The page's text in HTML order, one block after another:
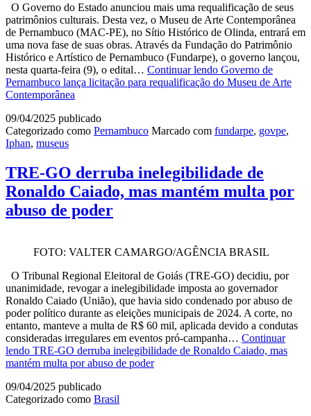
O Governo do Estado anunciou mais uma requalificação de seus
patrimônios culturais. Desta vez, o Museu de Arte Contemporânea
de Pernambuco (MAC-PE), no Sítio Histórico de Olinda, entrará em
uma nova fase de suas obras. Através da Fundação do Patrimônio
Histórico e Artístico de Pernambuco (Fundarpe), o governo lançou,
nesta quarta-feira (9), o edital… Continuar lendo Governo de
Pernambuco lança licitação para requalificação do Museu de Arte
Contemporânea
09/04/2025 publicado
Categorizado como Pernambuco Marcado com fundarpe, govpe,
Iphan, museus
TRE-GO derruba inelegibilidade de
Ronaldo Caiado, mas mantém multa por
abuso de poder
FOTO: VALTER CAMARGO/AGÊNCIA BRASIL
O Tribunal Regional Eleitoral de Goiás (TRE-GO) decidiu, por
unanimidade, revogar a inelegibilidade imposta ao governador
Ronaldo Caiado (União), que havia sido condenado por abuso de
poder político durante as eleições municipais de 2024. A corte, no
entanto, manteve a multa de R$ 60 mil, aplicada devido a condutas
consideradas irregulares em eventos pró-campanha… Continuar
lendo TRE-GO derruba inelegibilidade de Ronaldo Caiado, mas
mantém multa por abuso de poder
09/04/2025 publicado
Categorizado como Brasil